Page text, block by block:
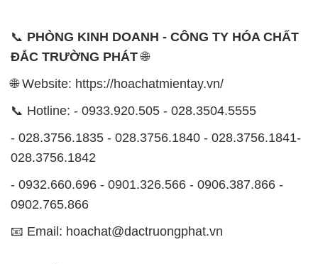
📞 PHÒNG KINH DOANH - CÔNG TY HÓA CHẤT
ĐẮC TRƯỜNG PHÁT🌐
🌐 Website: https://hoachatmientay.vn/
📞 Hotline: - 0933.920.505 - 028.3504.5555
- 028.3756.1835 - 028.3756.1840 - 028.3756.1841-
028.3756.1842
- 0932.660.696 - 0901.326.566 - 0906.387.866 -
0902.765.866
📧 Email: hoachat@dactruongphat.vn